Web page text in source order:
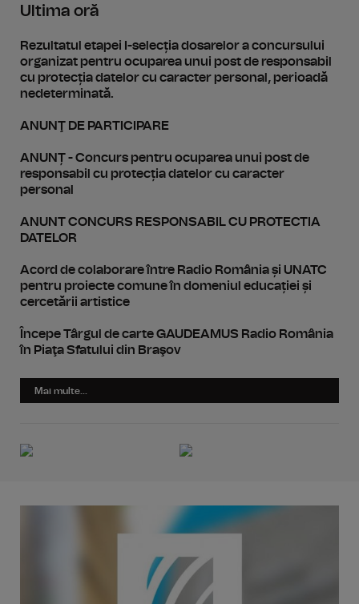
Ultima oră
Rezultatul etapei I-selecția dosarelor a concursului
organizat pentru ocuparea unui post de responsabil
cu protecția datelor cu caracter personal, perioadă
nedeterminată.
ANUNŢ DE PARTICIPARE
ANUNȚ - Concurs pentru ocuparea unui post de
responsabil cu protecția datelor cu caracter
personal
ANUNT CONCURS RESPONSABIL CU PROTECTIA
DATELOR
Acord de colaborare între Radio România și UNATC
pentru proiecte comune în domeniul educației și
cercetării artistice
Începe Târgul de carte GAUDEAMUS Radio România
în Piaţa Sfatului din Braşov
Mai multe...